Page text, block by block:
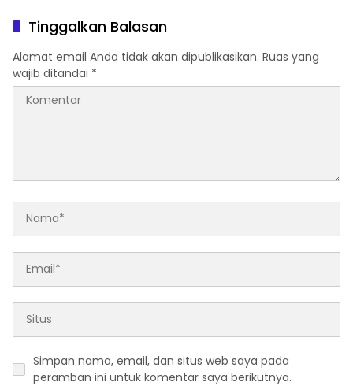
Dana Dipertanyakan
Tinggalkan Balasan
Alamat email Anda tidak akan dipublikasikan. Ruas yang
wajib ditandai *
Simpan nama, email, dan situs web saya pada
peramban ini untuk komentar saya berikutnya.